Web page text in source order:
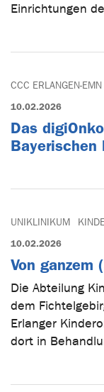
Einrichtungen
CCC ERLANGEN-EMN
10.02.2026
Das
Bayerischen
UNIKLINIKUM
10.02.2026
Von ganzem
Die Abteilung
dem
Erlanger
dort in